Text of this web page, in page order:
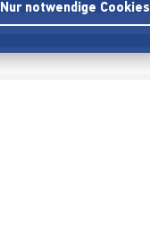
Nur notwendige Cookies